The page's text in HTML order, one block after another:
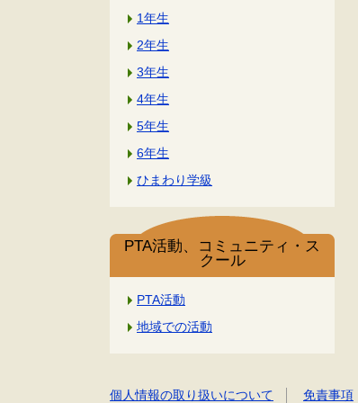
1年生
2年生
3年生
4年生
5年生
6年生
ひまわり学級
PTA活動、コミュニティ・ス
クール
PTA活動
地域での活動
個人情報の取り扱いについて 免責事項